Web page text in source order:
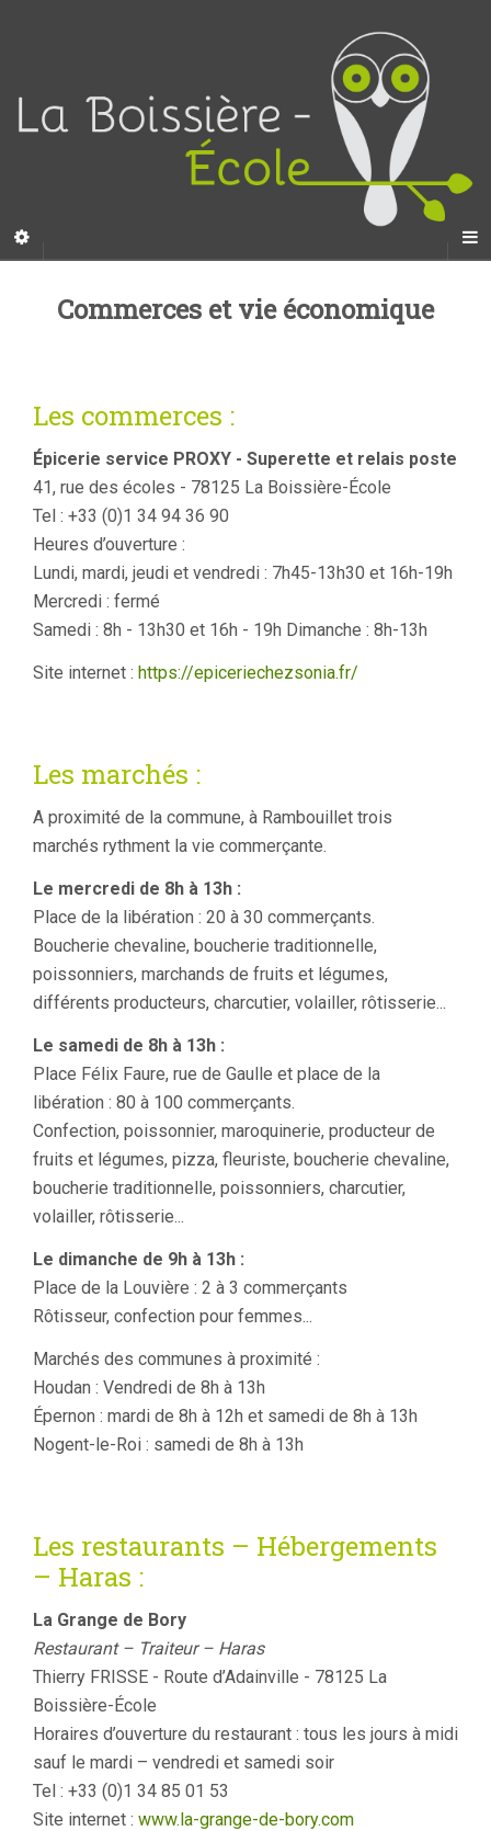
Commerces et vie économique
Les commerces :
Épicerie service PROXY - Superette et relais poste
41, rue des écoles - 78125 La Boissière-École
Tel : +33 (0)1 34 94 36 90
Heures d’ouverture :
Lundi, mardi, jeudi et vendredi : 7h45-13h30 et 16h-19h
Mercredi : fermé
Samedi : 8h - 13h30 et 16h - 19h Dimanche : 8h-13h
Site internet : https://epiceriechezsonia.fr/
Les marchés :
A proximité de la commune, à Rambouillet trois
marchés rythment la vie commerçante.
Le mercredi de 8h à 13h :
Place de la libération : 20 à 30 commerçants.
Boucherie chevaline, boucherie traditionnelle,
poissonniers, marchands de fruits et légumes,
différents producteurs, charcutier, volailler, rôtisserie...
Le samedi de 8h à 13h :
Place Félix Faure, rue de Gaulle et place de la
libération : 80 à 100 commerçants.
Confection, poissonnier, maroquinerie, producteur de
fruits et légumes, pizza, fleuriste, boucherie chevaline,
boucherie traditionnelle, poissonniers, charcutier,
volailler, rôtisserie...
Le dimanche de 9h à 13h :
Place de la Louvière : 2 à 3 commerçants
Rôtisseur, confection pour femmes...
Marchés des communes à proximité :
Houdan : Vendredi de 8h à 13h
Épernon : mardi de 8h à 12h et samedi de 8h à 13h
Nogent-le-Roi : samedi de 8h à 13h
Les restaurants – Hébergements
– Haras :
La Grange de Bory
Restaurant – Traiteur – Haras
Thierry FRISSE - Route d’Adainville - 78125 La
Boissière-École
Horaires d’ouverture du restaurant : tous les jours à midi
sauf le mardi – vendredi et samedi soir
Tel : +33 (0)1 34 85 01 53
Site internet : www.la-grange-de-bory.com